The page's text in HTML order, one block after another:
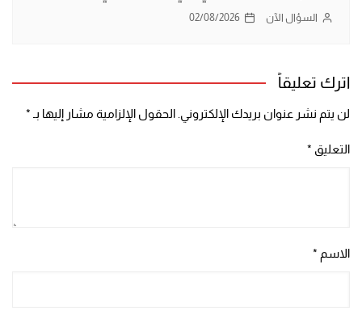
السؤال الآن 02/08/2026
اترك تعليقاً
لن يتم نشر عنوان بريدك الإلكتروني. الحقول الإلزامية مشار إليها بـ *
التعليق *
الاسم *